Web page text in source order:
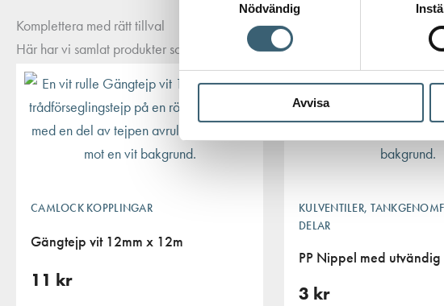
Nödvändig
Avvisa
Komplettera med rätt tillval
Här har vi samlat produkter som ofta passar bra ihop med det du tittar på – för
CAMLOCK KOPPLINGAR
Gängtejp vit 12mm x 12m
11 kr
KULVENTILER,
DELAR
PP Nippel med
3 kr